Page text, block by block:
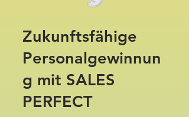
Zukunftsfähige
Personalgewinnun
g mit SALES
PERFECT